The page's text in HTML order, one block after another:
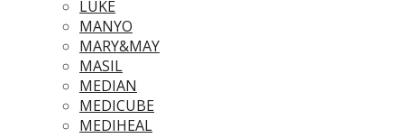
LUKE
MANYO
MARY&MAY
MASIL
MEDIAN
MEDICUBE
MEDIHEAL